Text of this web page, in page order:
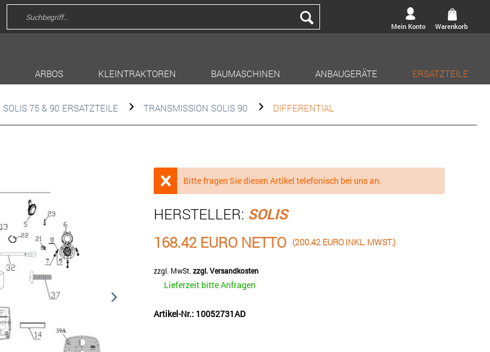
Mein Konto
Warenkorb
ARBOS KLEINTRAKTOREN BAUMASCHINEN ANBAUGERÄTE ERSATZTEILE
SOLIS 75 & 90 ERSATZTEILE TRANSMISSION SOLIS 90 DIFFERENTIAL
Bitte fragen Sie diesen Artikel telefonisch bei uns an.
HERSTELLER: SOLIS
168.42 EURO NETTO (200.42 EURO INKL. MWST.)
zzgl. MwSt.zzgl. Versandkosten
Lieferzeit bitte Anfragen
Artikel-Nr.: 10052731AD